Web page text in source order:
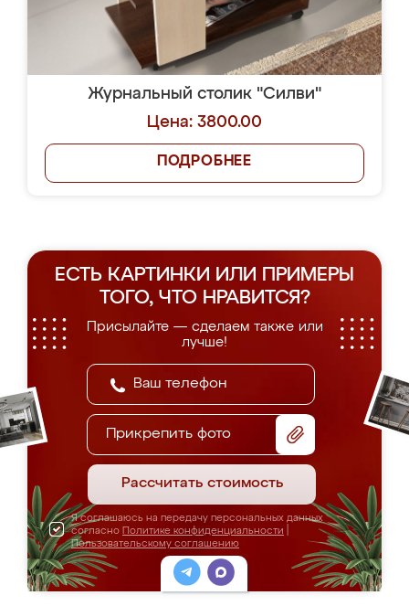
Журнальный столик "Силви"
Цена: 3800.00
ПОДРОБНЕЕ
ЕСТЬ КАРТИНКИ ИЛИ ПРИМЕРЫ
ТОГО, ЧТО НРАВИТСЯ?
Присылайте — сделаем также или
лучше!
Прикрепить фото
Рассчитать стоимость
Я соглашаюсь на передачу персональных данных
согласно Политике конфиденциальности
Пользовательскому соглашению